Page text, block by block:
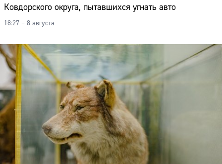
Ковдорского округа, пытавшихся угнать авто
18:27 – 8 августа